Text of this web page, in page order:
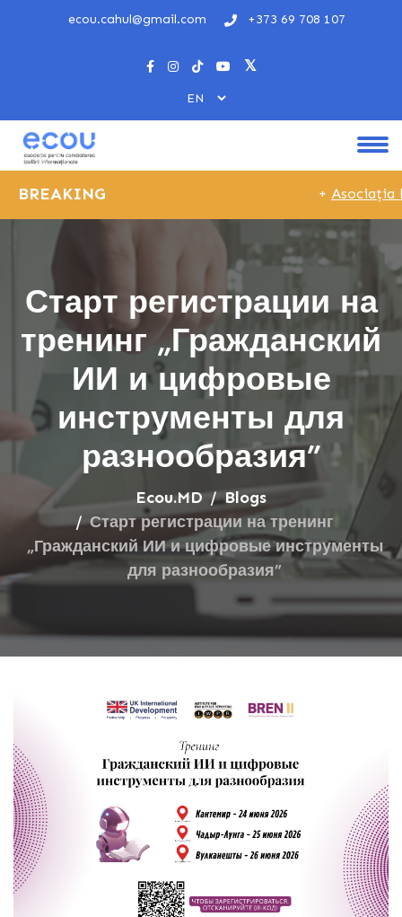
ecou.cahul@gmail.com +373 69 708 107
BREAKING +Asociația
Старт регистрации на
тренинг „Гражданский
ИИ и цифровые
инструменты для
разнообразия”
Ecou.MD
Blogs
Старт регистрации на тренинг
„Гражданский ИИ и цифровые инструменты
для разнообразия”